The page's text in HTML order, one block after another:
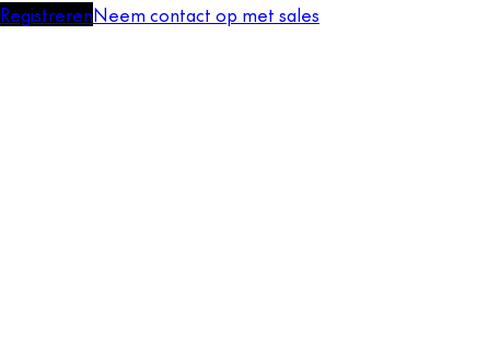
RegistrerenNeem contact op met sales